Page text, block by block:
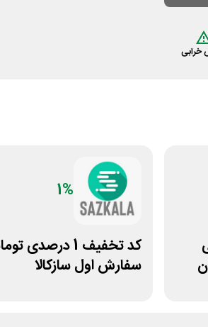
خرابی
1%
کد تخفیف 1 درصدی
سفارش اول سازکالا